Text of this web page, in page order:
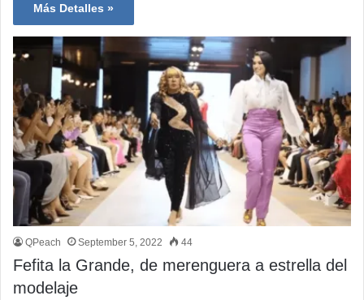
Más Detalles »
QPeach September 5, 2022 44
Fefita la Grande, de merenguera a estrella del
modelaje